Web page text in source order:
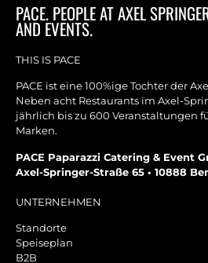
PACE. PEOPLE AT AXEL
AND EVENTS.
THIS IS PACE
PACE ist eine 100%ige Tochter der
Neben acht Restaurants im Axel-
jährlich bis zu 600 Veranstaltungen
Marken.
PACE Paparazzi Catering & Event
Axel-Springer-Straße 65 • 10888
UNTERNEHMEN
Standorte
Speiseplan
B2B